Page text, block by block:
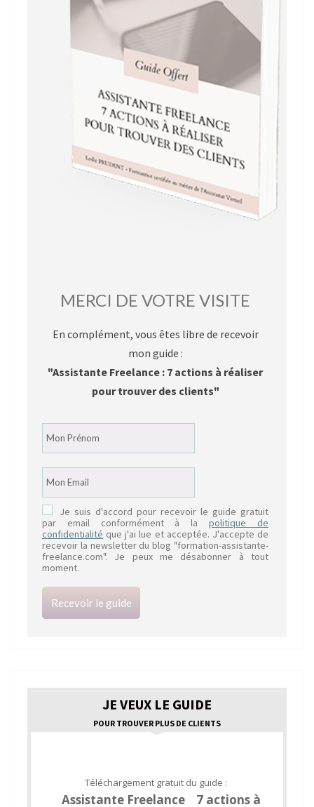
MERCI DE VOTRE VISITE
En complément, vous êtes libre de recevoir
mon guide :
"Assistante Freelance : 7 actions à réaliser
pour trouver des clients"
Je suis d'accord pour recevoir le guide gratuit
par email conformément à lapolitique de
confidentialité que j'ai lue et acceptée. J'accepte de
recevoir la newsletter du blog "formation-assistante-
freelance.com". Je peux me désabonner à tout
moment.
Recevoir le guide
JE VEUX LE GUIDE
POUR TROUVER PLUS DE CLIENTS
Téléchargement gratuit du guide :
Assistante Freelance 7 actions à